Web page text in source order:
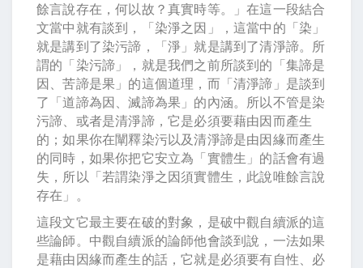
餘言說存在，何以故？真實時等。」在這一段結合
文當中就有談到，「染淨之因」，這當中的「染」
就是講到了染污諦，「淨」就是講到了清淨諦。所
謂的「染污諦」，就是我們之前所談到的「集諦是
因、苦諦是果」的這個道理，而「清淨諦」是談到
了「道諦為因、滅諦為果」的內涵。所以不管是染
污諦、或者是清淨諦，它是必須要藉由因而產生
的；如果你在闡釋染污以及清淨諦是由因緣而產生
的同時，如果你把它安立為「實體生」的話會有過
失，所以「若謂染淨之因須實體生，此說唯餘言說
存在」。
這段文它最主要在破的對象，是破中觀自續派的這
些論師。中觀自續派的論師他會談到說，一法如果
是藉由因緣而產生的話，它就是必須要有自性、必